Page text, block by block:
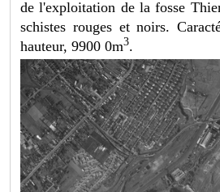
de l'exploitation de la fosse
schistes rouges et noirs.
hauteur, 9900 0m3.